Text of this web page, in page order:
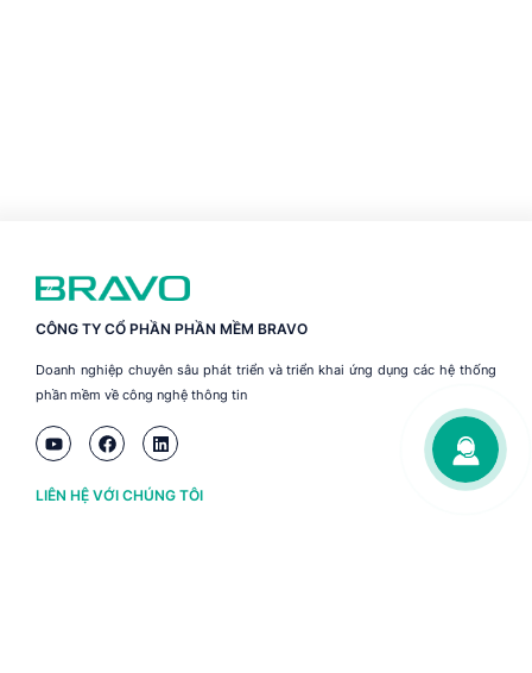
CÔNG TY CỔ PHẦN PHẦN MỀM BRAVO
Doanh nghiệp chuyên sâu phát triển và triển khai ứng dụng các hệ thống
phần mềm về công nghệ thông tin
LIÊN HỆ VỚI CHÚNG TÔI